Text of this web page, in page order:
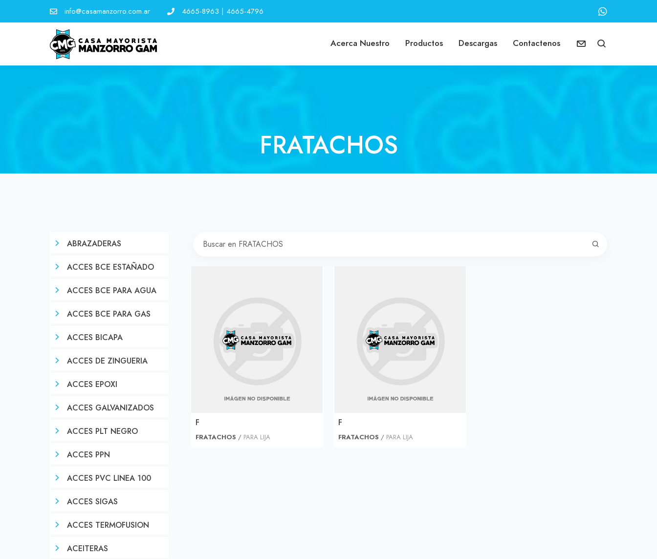
info@casamanzorro.com.ar 4665-8963 | 4665-4796
Acerca Nuestro Productos Descargas Contactenos
FRATACHOS
F
FRATACHOS / PARA LIJA
F
FRATACHOS / PARA LIJA
ABRAZADERAS
ACCES BCE ESTAÑADO
ACCES BCE PARA AGUA
ACCES BCE PARA GAS
ACCES BICAPA
ACCES DE ZINGUERIA
ACCES EPOXI
ACCES GALVANIZADOS
ACCES PLT NEGRO
ACCES PPN
ACCES PVC LINEA 100
ACCES SIGAS
ACCES TERMOFUSION
ACEITERAS